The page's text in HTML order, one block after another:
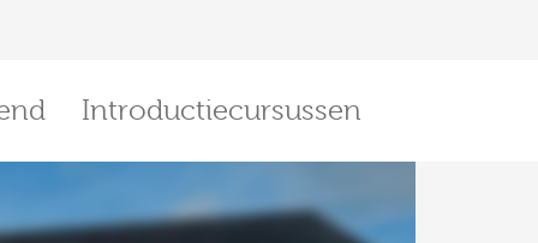
Introductiecursussen